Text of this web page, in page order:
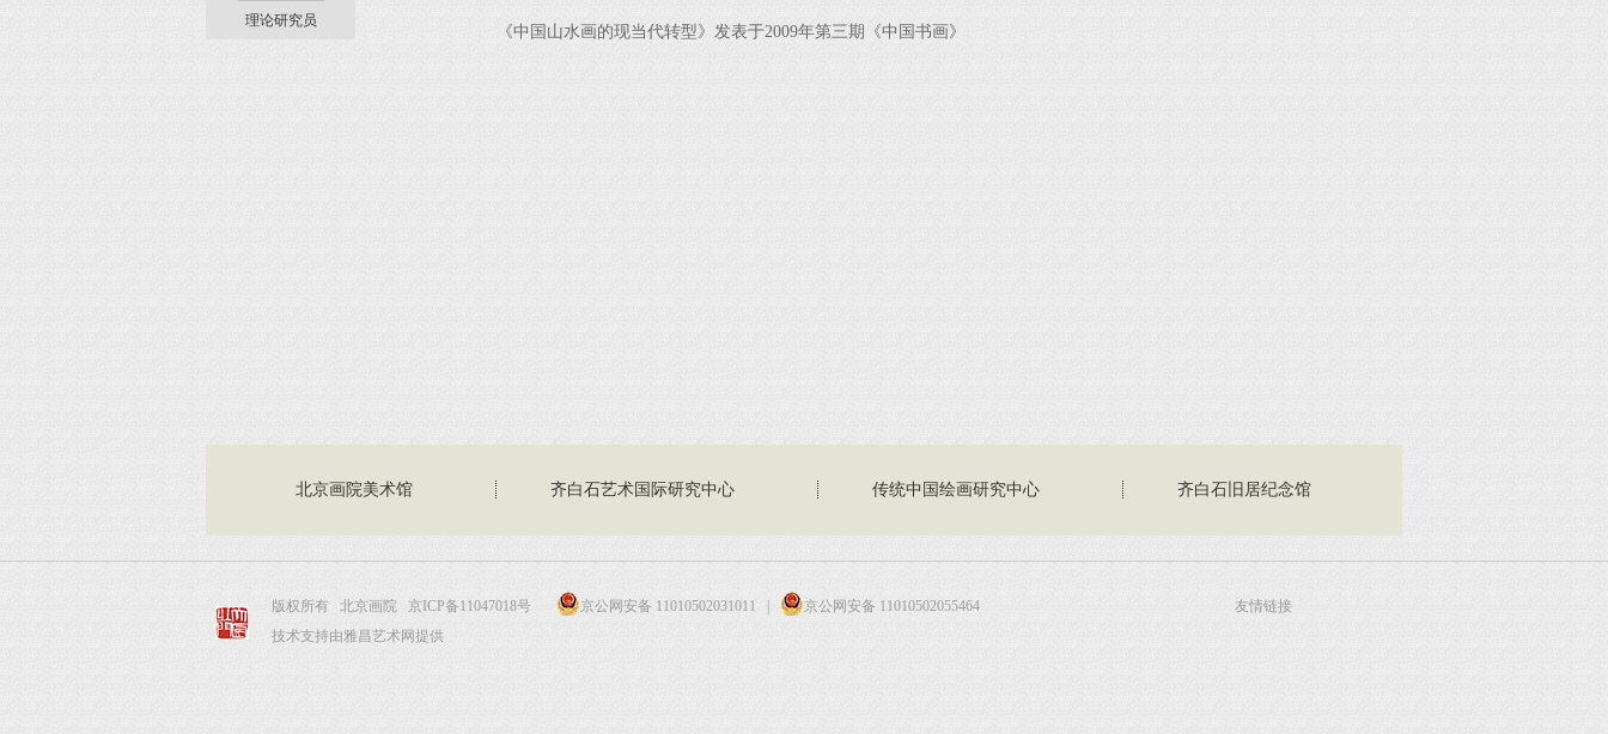
理论研究员
《中国山水画的现当代转型》发表于2009年第三期《中国书画》
北京画院美术馆 齐白石艺术国际研究中心 传统中国绘画研究中心 齐白石旧居纪念馆
友情链接
版权所有 北京画院 京ICP备11047018号 京公网安备 11010502031011
京公网安备 11010502055464
技术支持由雅昌艺术网提供